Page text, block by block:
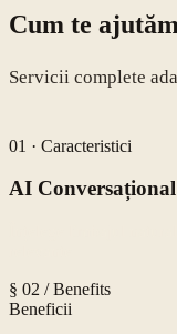
Cum te
Servicii complete
01 · Caracteristici
AI Conversațional
§ 02 / Benefits
Beneficii